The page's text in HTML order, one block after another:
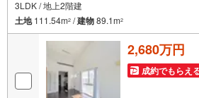
3LDK / 地上2階建
土地111.54m2 /建物89.1m2
2,680万円
成約でもらえ